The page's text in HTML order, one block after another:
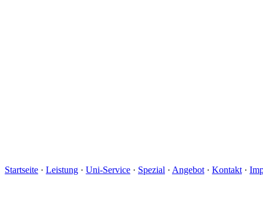
Startseite · Leistung · Uni-Service · Spezial · Angebot · Kontakt ·